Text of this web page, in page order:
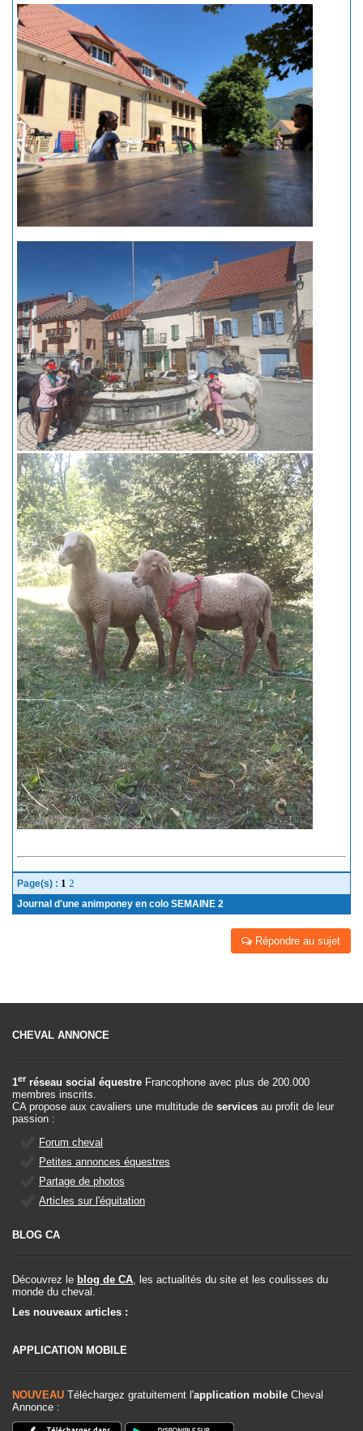
Page(s) : 1 2
Journal d'une animponey en colo SEMAINE 2
Répondre au sujet
CHEVAL ANNONCE
1er réseau social équestre Francophone avec plus de 200.000
membres inscrits.
CA propose aux cavaliers une multitude de services au profit de leur
passion :
Forum cheval
Petites annonces équestres
Partage de photos
Articles sur l'équitation
BLOG CA
Découvrez le blog de CA, les actualités du site et les coulisses du
monde du cheval.
Les nouveaux articles :
APPLICATION MOBILE
NOUVEAU Téléchargez gratuitement l'application mobile Cheval
Annonce :